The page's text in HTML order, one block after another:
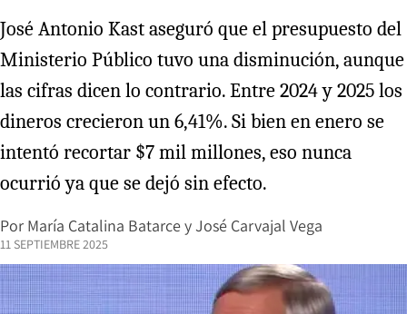
José Antonio Kast aseguró que el presupuesto del
Ministerio Público tuvo una disminución, aunque
las cifras dicen lo contrario. Entre 2024 y 2025 los
dineros crecieron un 6,41%. Si bien en enero se
intentó recortar $7 mil millones, eso nunca
ocurrió ya que se dejó sin efecto.
Por María Catalina BatarceyJosé Carvajal Vega
11 SEPTIEMBRE 2025